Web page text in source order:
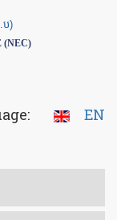
ប)
(NEC)
EN